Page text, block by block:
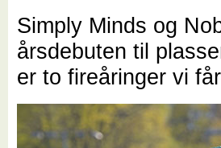
Simply Minds og
årsdebuten til
er to fireåringer vi